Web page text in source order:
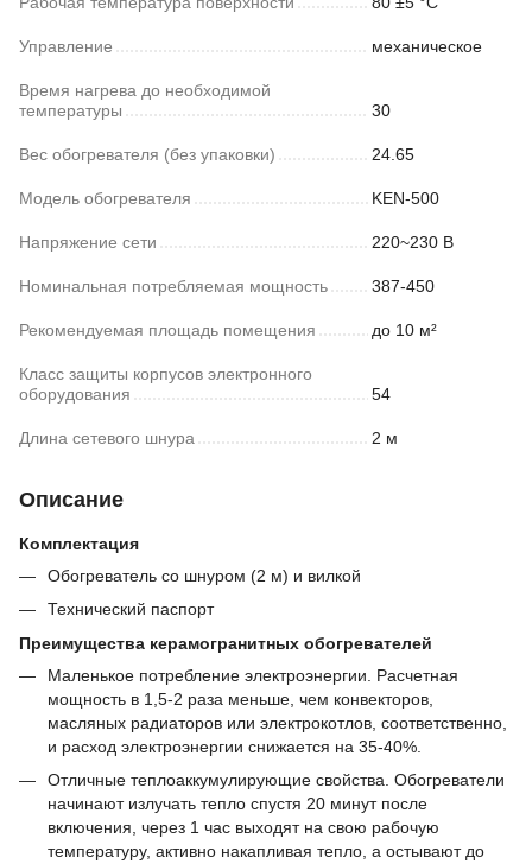
Управление механическое
Время нагрева до необходимой
температуры
30
Вес обогревателя (без упаковки) 24.65
Модель обогревателя KEN-500
Напряжение сети 220~230 В
Номинальная потребляемая мощность 387-450
Рекомендуемая площадь помещения до 10 м²
Класс защиты корпусов электронного
оборудования
54
Длина сетевого шнура 2 м
Описание
Комплектация
Обогреватель со шнуром (2 м) и вилкой
Технический паспорт
Преимущества керамогранитных обогревателей
Маленькое потребление электроэнергии. Расчетная
мощность в 1,5-2 раза меньше, чем конвекторов,
масляных радиаторов или электрокотлов, соответственно,
и расход электроэнергии снижается на 35-40%.
Отличные теплоаккумулирующие свойства. Обогреватели
начинают излучать тепло спустя 20 минут после
включения, через 1 час выходят на свою рабочую
температуру, активно накапливая тепло, а остывают до